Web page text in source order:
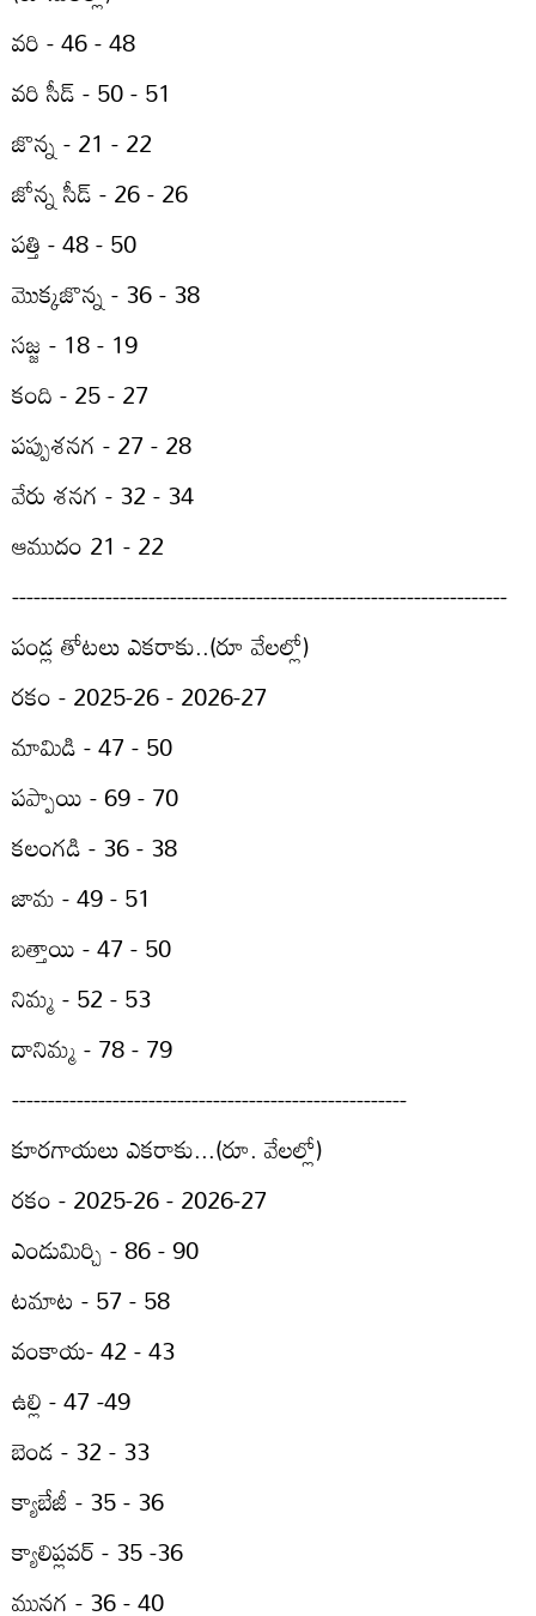
వరి - 46 - 48
వరి సీడ్‌ - 50 - 51
జొన్న - 21 - 22
జోన్న సీడ్‌ - 26 - 26
పత్తి - 48 - 50
మొక్కజొన్న - 36 - 38
సజ్జ - 18 - 19
కంది - 25 - 27
పప్పుశనగ - 27 - 28
వేరు శనగ - 32 - 34
ఆముదం 21 - 22
---------------------------------------------------------------------
పండ్ల తోటలు ఎకరాకు..(రూ వేలల్లో)
రకం - 2025-26 - 2026-27
మామిడి - 47 - 50
పప్పాయి - 69 - 70
కలంగడి - 36 - 38
జామ - 49 - 51
బత్తాయి - 47 - 50
నిమ్మ - 52 - 53
దానిమ్మ - 78 - 79
-------------------------------------------------------
కూరగాయలు ఎకరాకు...(రూ. వేలల్లో)
రకం - 2025-26 - 2026-27
ఎండుమిర్చి - 86 - 90
టమాట - 57 - 58
వంకాయ- 42 - 43
ఉల్లి - 47 -49
బెండ - 32 - 33
క్యాబేజీ - 35 - 36
క్యాలిప్లవర్‌ - 35 -36
మునగ - 36 - 40